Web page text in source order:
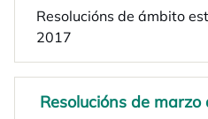
Resolucións de ámbito
2017
Resolucións de